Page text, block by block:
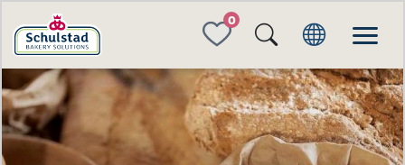
FAVORITES